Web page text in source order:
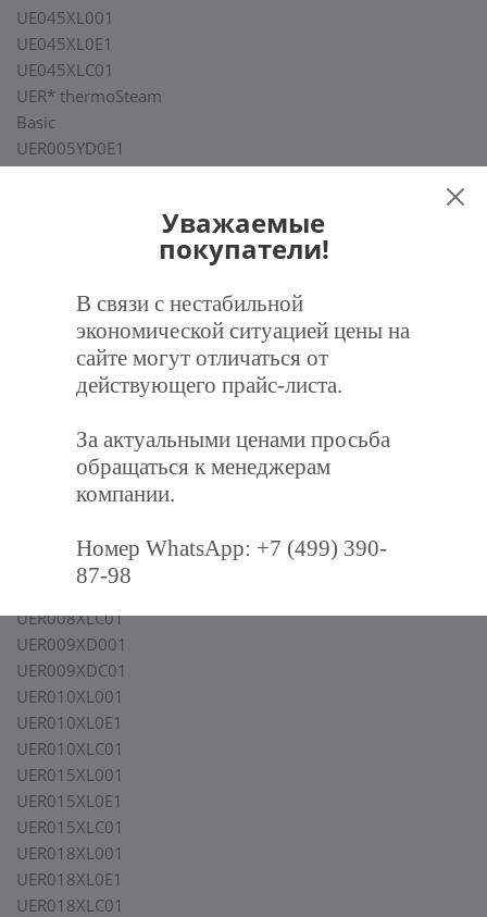
UE045XL001
UE045XL0E1
UE045XLC01
UER* thermoSteam
Basic
UER005YD0E1
UER018YL0E1
UER025YL0E1
UER035YL0E1
UER045YL0E1
UER005XD001
UER005XDC01
UER005XL001
UER005XLC01
UER008XL001
UER008XLC01
UER009XD001
UER009XDC01
UER010XL001
UER010XL0E1
UER010XLC01
UER015XL001
UER015XL0E1
UER015XLC01
UER018XL001
UER018XL0E1
UER018XLC01
Уважаемые
покупатели!
В связи с нестабильной
экономической ситуацией цены на
сайте могут отличаться от
действующего прайс-листа.
За актуальными ценами просьба
обращаться к менеджерам
компании.
Номер WhatsApp: +7 (499) 390-
87-98